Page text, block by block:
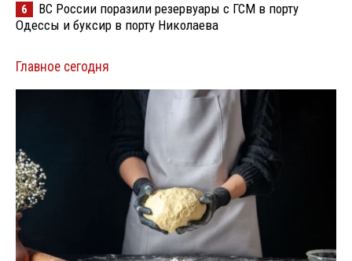
6
ВС России поразили резервуары с ГСМ в порту
Одессы и буксир в порту Николаева
Главное сегодня